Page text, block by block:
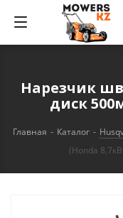
Нарезчик
диск
Главная - Каталог -
(Honda